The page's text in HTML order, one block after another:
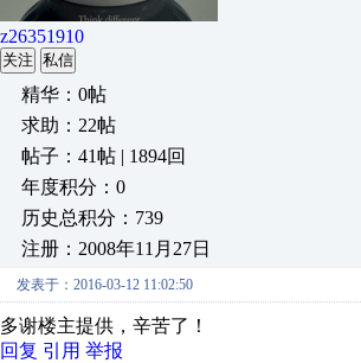
z26351910
关注 私信
精华：0帖
求助：22帖
帖子：41帖 | 1894回
年度积分：0
历史总积分：739
注册：2008年11月27日
发表于：2016-03-12 11:02:50
多谢楼主提供，辛苦了！
回复 引用 举报